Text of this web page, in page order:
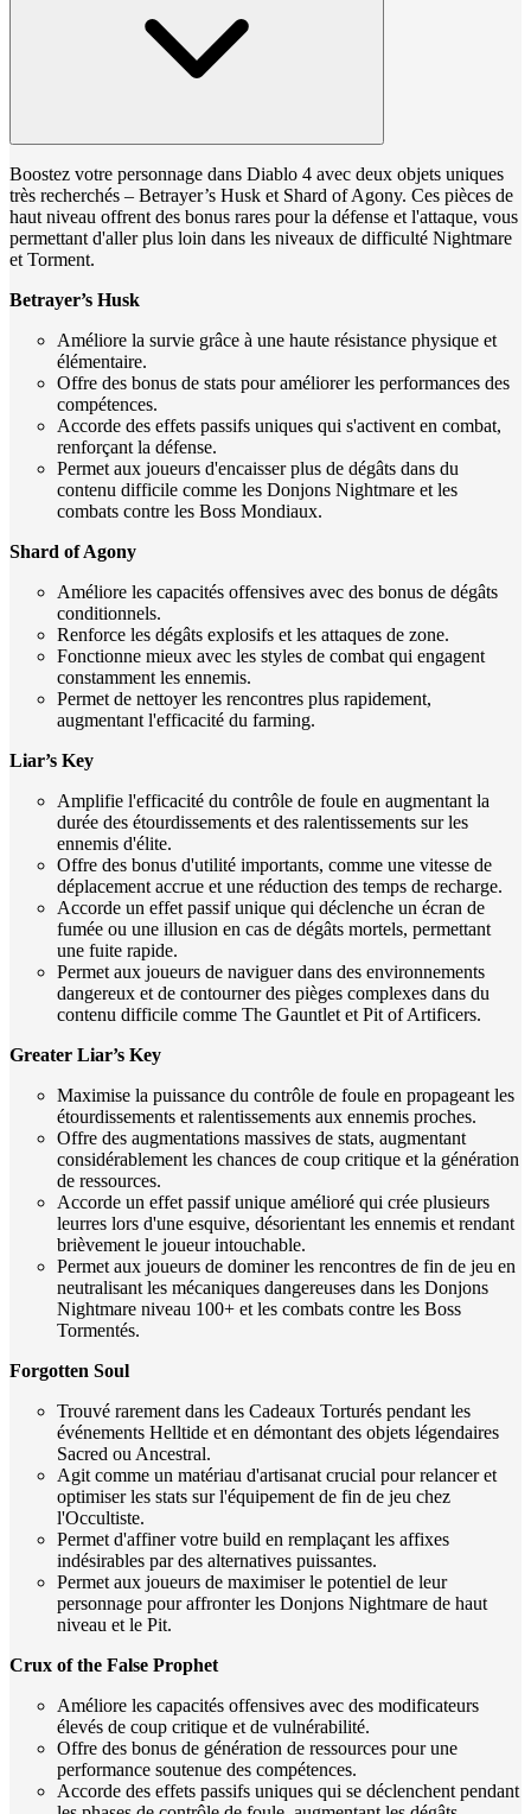
Boostez votre personnage dans Diablo 4 avec deux objets uniques
très recherchés – Betrayer’s Husk et Shard of Agony. Ces pièces de
haut niveau offrent des bonus rares pour la défense et l'attaque, vous
permettant d'aller plus loin dans les niveaux de difficulté Nightmare
et Torment.
Betrayer’s Husk
Améliore la survie grâce à une haute résistance physique et
élémentaire.
Offre des bonus de stats pour améliorer les performances des
compétences.
Accorde des effets passifs uniques qui s'activent en combat,
renforçant la défense.
Permet aux joueurs d'encaisser plus de dégâts dans du
contenu difficile comme les Donjons Nightmare et les
combats contre les Boss Mondiaux.
Shard of Agony
Améliore les capacités offensives avec des bonus de dégâts
conditionnels.
Renforce les dégâts explosifs et les attaques de zone.
Fonctionne mieux avec les styles de combat qui engagent
constamment les ennemis.
Permet de nettoyer les rencontres plus rapidement,
augmentant l'efficacité du farming.
Liar’s Key
Amplifie l'efficacité du contrôle de foule en augmentant la
durée des étourdissements et des ralentissements sur les
ennemis d'élite.
Offre des bonus d'utilité importants, comme une vitesse de
déplacement accrue et une réduction des temps de recharge.
Accorde un effet passif unique qui déclenche un écran de
fumée ou une illusion en cas de dégâts mortels, permettant
une fuite rapide.
Permet aux joueurs de naviguer dans des environnements
dangereux et de contourner des pièges complexes dans du
contenu difficile comme The Gauntlet et Pit of Artificers.
Greater Liar’s Key
Maximise la puissance du contrôle de foule en propageant les
étourdissements et ralentissements aux ennemis proches.
Offre des augmentations massives de stats, augmentant
considérablement les chances de coup critique et la génération
de ressources.
Accorde un effet passif unique amélioré qui crée plusieurs
leurres lors d'une esquive, désorientant les ennemis et rendant
brièvement le joueur intouchable.
Permet aux joueurs de dominer les rencontres de fin de jeu en
neutralisant les mécaniques dangereuses dans les Donjons
Nightmare niveau 100+ et les combats contre les Boss
Tormentés.
Forgotten Soul
Trouvé rarement dans les Cadeaux Torturés pendant les
événements Helltide et en démontant des objets légendaires
Sacred ou Ancestral.
Agit comme un matériau d'artisanat crucial pour relancer et
optimiser les stats sur l'équipement de fin de jeu chez
l'Occultiste.
Permet d'affiner votre build en remplaçant les affixes
indésirables par des alternatives puissantes.
Permet aux joueurs de maximiser le potentiel de leur
personnage pour affronter les Donjons Nightmare de haut
niveau et le Pit.
Crux of the False Prophet
Améliore les capacités offensives avec des modificateurs
élevés de coup critique et de vulnérabilité.
Offre des bonus de génération de ressources pour une
performance soutenue des compétences.
Accorde des effets passifs uniques qui se déclenchent pendant